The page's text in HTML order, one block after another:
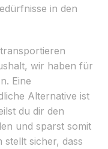
in den
wir haben für
Eine
Alternative ist
du dir den
und sparst somit
stellt sicher, dass